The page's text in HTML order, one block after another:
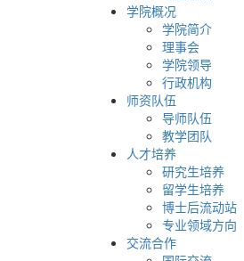
学院概况
学院简介
理事会
学院领导
行政机构
师资队伍
导师队伍
教学团队
人才培养
研究生培养
留学生培养
博士后流动站
专业领域方向
交流合作